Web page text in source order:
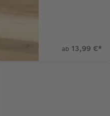
ab 13,99 €*